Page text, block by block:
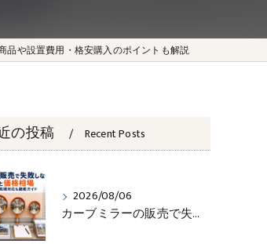
品や設置費用・格安購入のポイントも解説
の投稿 Recent Posts
2026/08/06
カーブミラーの販売で失敗しない選び方と価格相場―用途別比較や見積対応も徹底ガイド